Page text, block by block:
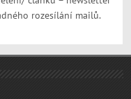
rozesílání mailů.